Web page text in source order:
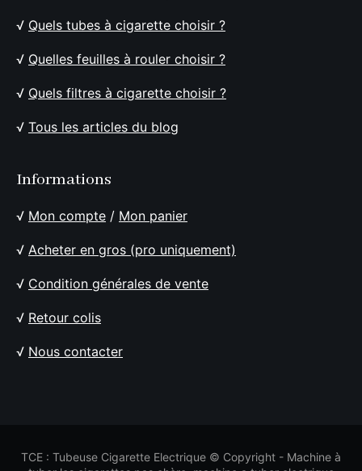
√ Quels tubes à cigarette choisir ?
√ Quelles feuilles à rouler choisir ?
√ Quels filtres à cigarette choisir ?
√ Tous les articles du blog
Informations
√ Mon compte / Mon panier
√ Acheter en gros (pro uniquement)
√ Condition générales de vente
√ Retour colis
√ Nous contacter
TCE : Tubeuse Cigarette Electrique © Copyright - Machine à